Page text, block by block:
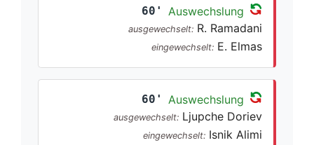
60' Auswechslung
ausgewechselt: R. Ramadani
eingewechselt: E. Elmas
60' Auswechslung
ausgewechselt: Ljupche Doriev
eingewechselt: Isnik Alimi